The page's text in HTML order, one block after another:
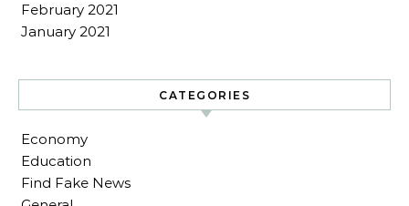
February 2021
January 2021
CATEGORIES
Economy
Education
Find Fake News